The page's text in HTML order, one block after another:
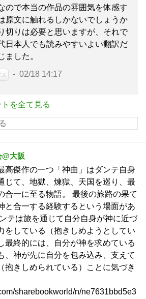
ので本当の作品の雰囲気を体感す
原文に触れるしかないでしょうか
切りは必要と思いますが、それで
日本人でも読みやすいよい翻訳だ
ました。
ス 02/18 14:17
を全て見る
大阪
高傑作の一つ「神曲」はダンテ自身
じて、地獄、煉獄、天国を巡り、最
合一に至る物語。 最後の旅路の果て
と合一する経験するという場面があ
テは旅を通じて自分自身が神に近づ
をしている（抱きしめようとしてい
最終的には、自分が神を求めている
、神が先に自分を包み込み、支えて
抱きしめられている）ことに気づき
sharebookworld/n/ne7631bbd5e3